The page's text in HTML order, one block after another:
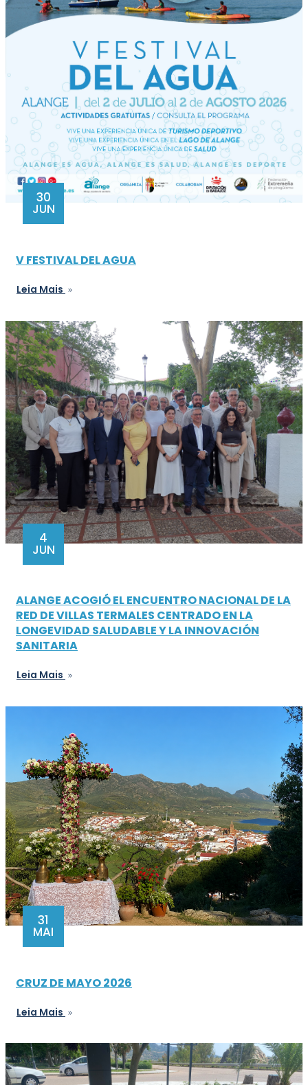
30
JUN
V FESTIVAL DEL AGUA
Leia Mais
4
JUN
ALANGE ACOGIÓ EL ENCUENTRO NACIONAL DE LA
RED DE VILLAS TERMALES CENTRADO EN LA
LONGEVIDAD SALUDABLE Y LA INNOVACIÓN
SANITARIA
Leia Mais
31
MAI
CRUZ DE MAYO 2026
Leia Mais